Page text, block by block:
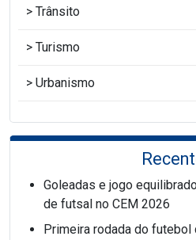
Trânsito
Turismo
Urbanismo
Goleadas e jogo
de futsal no CEM 2026
Primeira rodada do